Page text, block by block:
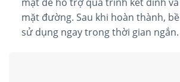
mặt để hỗ trợ quá trình kết dính
mặt đường. Sau khi hoàn thành,
sử dụng ngay trong thời gian ngắn​.